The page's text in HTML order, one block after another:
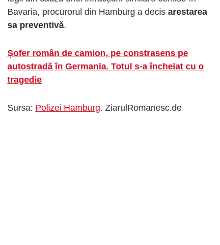
Bavaria, procurorul din Hamburg a decis arestarea
sa preventivă.
Șofer român de camion, pe constrasens pe
autostradă în Germania. Totul s-a încheiat cu o
tragedie
Sursa: Polizei Hamburg. ZiarulRomanesc.de